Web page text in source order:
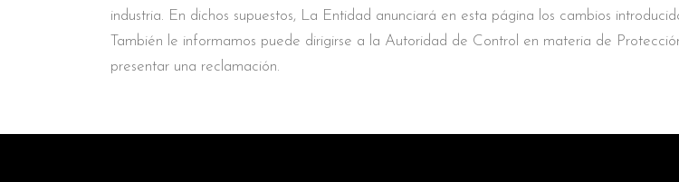
industria. En dichos supuestos, La Entidad anunciará en esta página los cambios
También le informamos puede dirigirse a la Autoridad de Control en materia de
presentar una reclamación.